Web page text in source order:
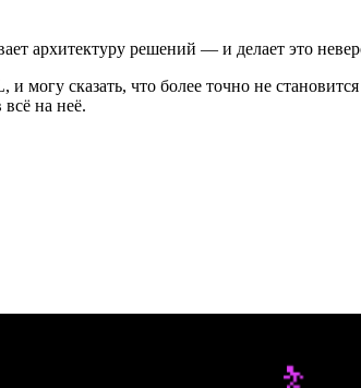
архитектуру решений — и делает это
сказать, что более точно не
всё на неё.